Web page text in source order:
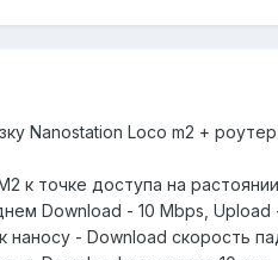
Nanostation Loco m2 + роутер.
к точке доступа на
Download - 10 Mbps, Upload
- Download скорость